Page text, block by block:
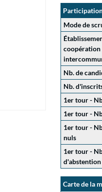
Mode de
coopération
Nb. de
Nb.
1er tour -
1er tour -
1er tour -
nuls
1er tour -
d'abstention
Carte de la